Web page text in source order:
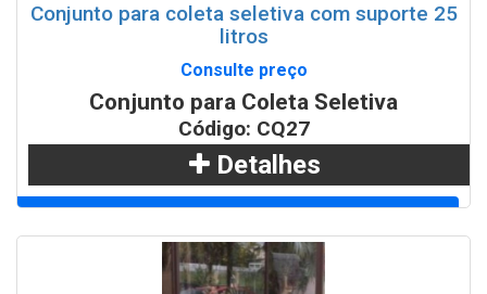
Conjunto para coleta seletiva com suporte 25
litros
Consulte preço
Conjunto para Coleta Seletiva
Código: CQ27
Detalhes
WhatsApp